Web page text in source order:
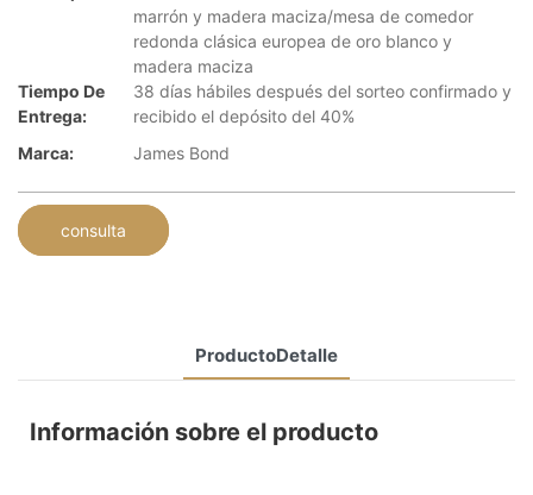
marrón y madera maciza/mesa de comedor
redonda clásica europea de oro blanco y
madera maciza
Tiempo De
Entrega:
38 días hábiles después del sorteo confirmado y
recibido el depósito del 40%
Marca:
James Bond
consulta
ProductoDetalle
Información sobre el producto